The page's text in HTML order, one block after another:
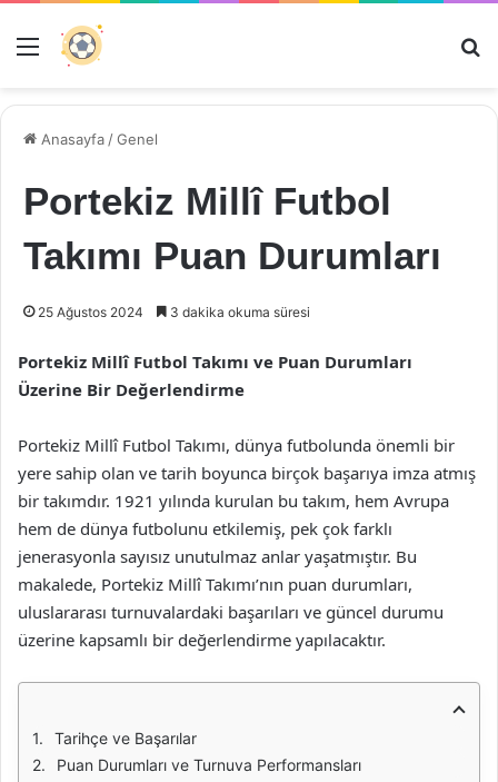
Menü
Anasayfa /Genel
Portekiz Millî Futbol
Takımı Puan Durumları
25 Ağustos 2024 3 dakika okuma süresi
Portekiz Millî Futbol Takımı ve Puan Durumları
Üzerine Bir Değerlendirme
Portekiz Millî Futbol Takımı, dünya futbolunda önemli bir
yere sahip olan ve tarih boyunca birçok başarıya imza atmış
bir takımdır. 1921 yılında kurulan bu takım, hem Avrupa
hem de dünya futbolunu etkilemiş, pek çok farklı
jenerasyonla sayısız unutulmaz anlar yaşatmıştır. Bu
makalede, Portekiz Millî Takımı’nın puan durumları,
uluslararası turnuvalardaki başarıları ve güncel durumu
üzerine kapsamlı bir değerlendirme yapılacaktır.
Tarihçe ve Başarılar
Puan Durumları ve Turnuva Performansları